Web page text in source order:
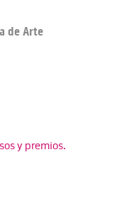
de Arte
y premios.